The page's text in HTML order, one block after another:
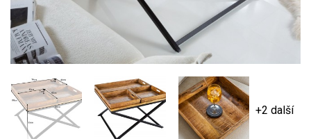
+2 další